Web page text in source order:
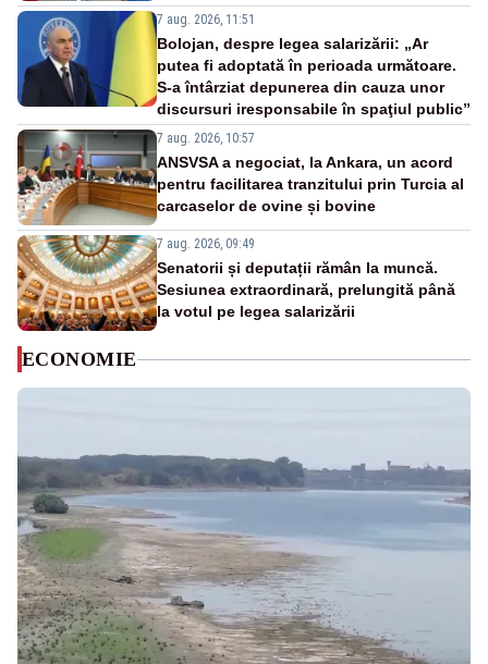
7 aug. 2026, 11:51
Bolojan, despre legea salarizării: „Ar
putea fi adoptată în perioada următoare.
S-a întârziat depunerea din cauza unor
discursuri iresponsabile în spaţiul public”
7 aug. 2026, 10:57
ANSVSA a negociat, la Ankara, un acord
pentru facilitarea tranzitului prin Turcia al
carcaselor de ovine și bovine
7 aug. 2026, 09:49
Senatorii și deputații rămân la muncă.
Sesiunea extraordinară, prelungită până
la votul pe legea salarizării
ECONOMIE